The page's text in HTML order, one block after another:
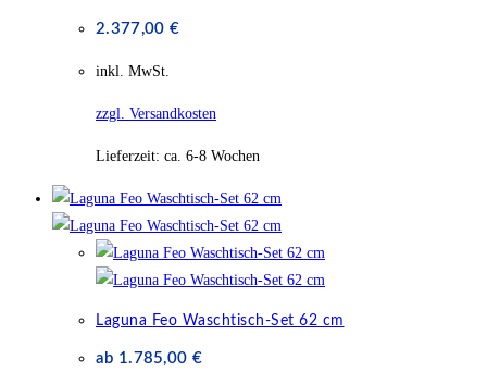
2.377,00 €
inkl. MwSt.
zzgl. Versandkosten
Lieferzeit: ca. 6-8 Wochen
Laguna Feo Waschtisch-Set 62 cm
ab 1.785,00 €